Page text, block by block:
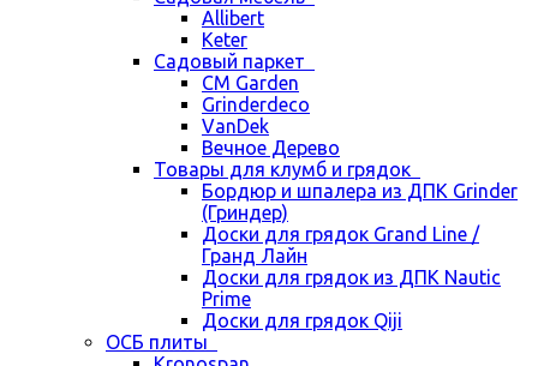
Allibert
Keter
Садовый паркет
CM Garden
Grinderdeco
VanDek
Вечное Дерево
Товары для клумб и грядок
Бордюр и шпалера из ДПК Grinder
(Гриндер)
Доски для грядок Grand Line /
Гранд Лайн
Доски для грядок из ДПК Nautic
Prime
Доски для грядок Qiji
ОСБ плиты